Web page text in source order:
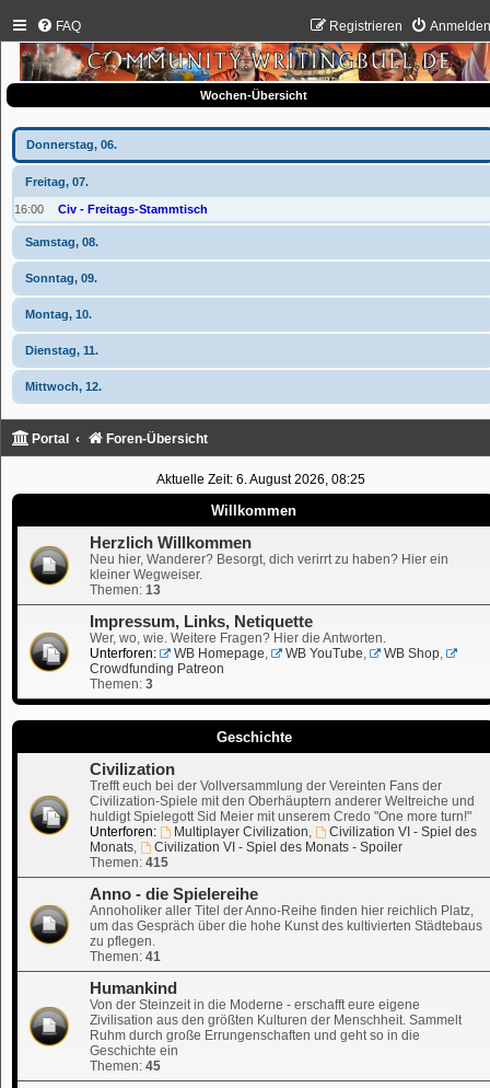
FAQ Registrieren
Wochen-Übersicht
Donnerstag, 06.
Freitag, 07.
16:00 Civ - Freitags-Stammtisch
Samstag, 08.
Sonntag, 09.
Montag, 10.
Dienstag, 11.
Mittwoch, 12.
Portal Foren-Übersicht
Aktuelle Zeit: 6. August 2026, 08:25
Willkommen
Herzlich Willkommen
Neu hier, Wanderer? Besorgt, dich verirrt zu haben? Hier ein
kleiner Wegweiser.
Themen: 13
Impressum, Links, Netiquette
Wer, wo, wie. Weitere Fragen? Hier die Antworten.
Unterforen:
WB Homepage, WB YouTube, WB Shop,
Crowdfunding Patreon
Themen: 3
Geschichte
Civilization
Trefft euch bei der Vollversammlung der Vereinten Fans der
Civilization-Spiele mit den Oberhäuptern anderer Weltreiche und
huldigt Spielegott Sid Meier mit unserem Credo "One more turn!"
Unterforen:
Multiplayer Civilization,
Civilization VI - Spiel des
Monats,
Civilization VI - Spiel des Monats - Spoiler
Themen: 415
Anno - die Spielereihe
Annoholiker aller Titel der Anno-Reihe finden hier reichlich Platz,
um das Gespräch über die hohe Kunst des kultivierten Städtebaus
zu pflegen.
Themen: 41
Humankind
Von der Steinzeit in die Moderne - erschafft eure eigene
Zivilisation aus den größten Kulturen der Menschheit. Sammelt
Ruhm durch große Errungenschaften und geht so in die
Geschichte ein
Themen: 45